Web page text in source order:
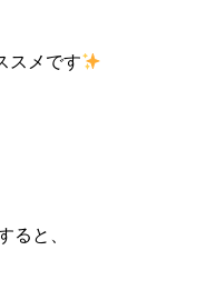
スメです
ると、